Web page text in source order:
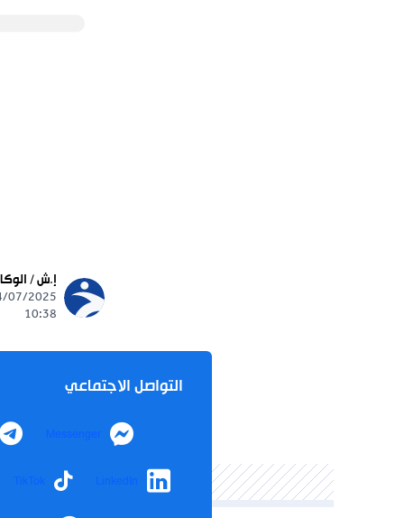
إ.ش / الوكالات
24/07/2025 -
10:38
التواصل الاجتماعي
Messenger
Telegram
LinkedIn
TikTok